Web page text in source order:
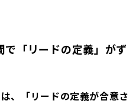
「リードの定義」がず
、「リードの定義が合意さ